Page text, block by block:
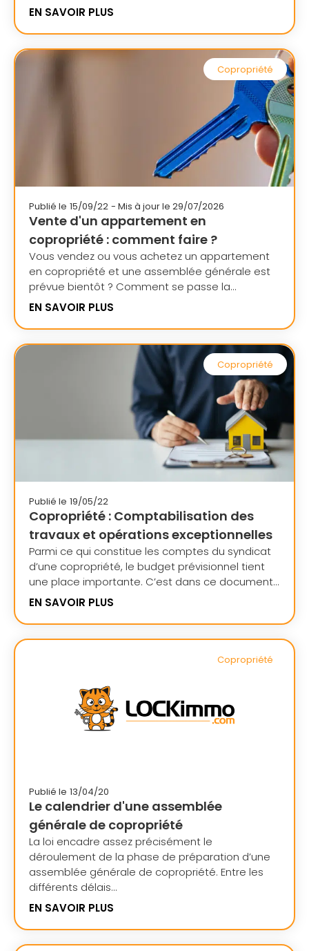
EN SAVOIR PLUS
Copropriété
Publié le 15/09/22 - Mis à jour le 29/07/2026
Vente d'un appartement en
copropriété : comment faire ?
Vous vendez ou vous achetez un appartement
en copropriété et une assemblée générale est
prévue bientôt ? Comment se passe la...
EN SAVOIR PLUS
Copropriété
Publié le 19/05/22
Copropriété : Comptabilisation des
travaux et opérations exceptionnelles
Parmi ce qui constitue les comptes du syndicat
d’une copropriété, le budget prévisionnel tient
une place importante. C’est dans ce document...
EN SAVOIR PLUS
Copropriété
Publié le 13/04/20
Le calendrier d'une assemblée
générale de copropriété
La loi encadre assez précisément le
déroulement de la phase de préparation d’une
assemblée générale de copropriété. Entre les
différents délais...
EN SAVOIR PLUS